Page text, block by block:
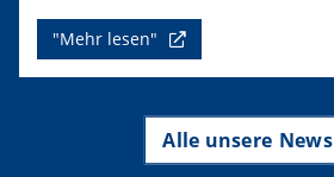
"Mehr lesen"
Alle unsere News